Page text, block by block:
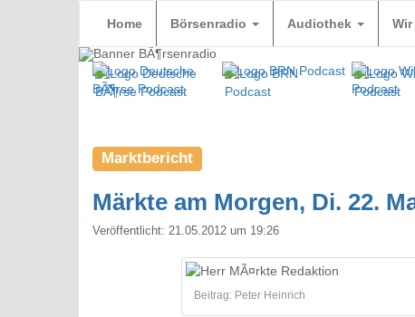
Home Börsenradio Audiothek
Marktbericht
Märkte am Morgen, Di. 22.
Veröffentlicht: 21.05.2012 um 19:26
Beitrag: Peter Heinrich